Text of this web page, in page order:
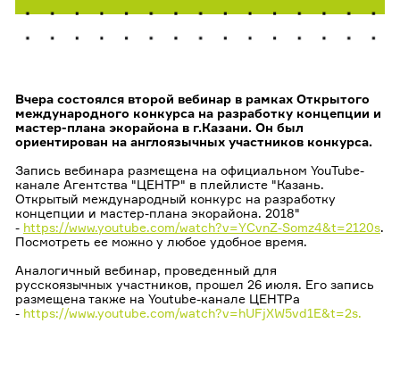
Вчера состоялся второй вебинар в рамках Открытого
международного конкурса на разработку концепции и
мастер-плана экорайона в г.Казани. Он был
ориентирован на англоязычных участников конкурса.
Запись вебинара размещена на официальном YouTube-
канале Агентства "ЦЕНТР" в плейлисте "Казань.
Открытый международный конкурс на разработку
концепции и мастер-плана экорайона. 2018"
- https://www.youtube.com/watch?v=YCvnZ-Somz4&t=2120s.
Посмотреть ее можно у любое удобное время.
Аналогичный вебинар, проведенный для
русскоязычных участников, прошел 26 июля. Его запись
размещена также на Youtube-канале ЦЕНТРа
- https://www.youtube.com/watch?v=hUFjXW5vd1E&t=2s.